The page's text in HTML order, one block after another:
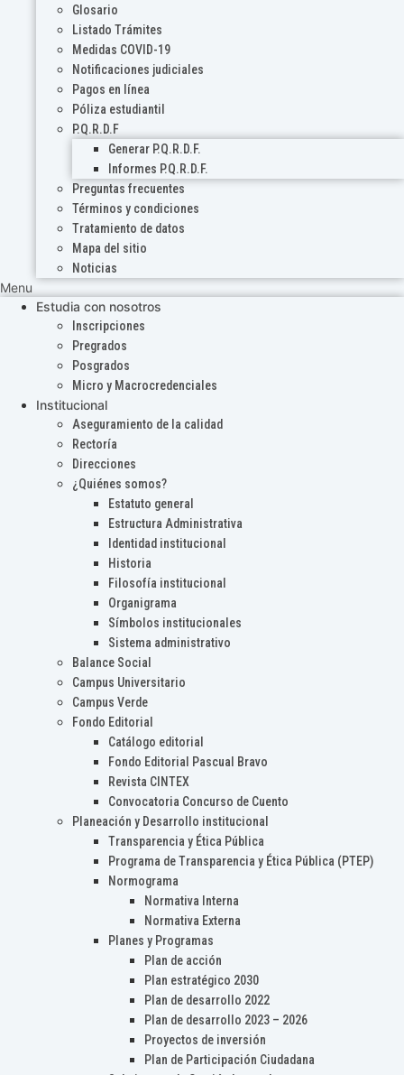
Glosario
Listado Trámites
Medidas COVID-19
Notificaciones judiciales
Pagos en línea
Póliza estudiantil
P.Q.R.D.F
Generar P.Q.R.D.F.
Informes P.Q.R.D.F.
Preguntas frecuentes
Términos y condiciones
Tratamiento de datos
Mapa del sitio
Noticias
Menu
Estudia con nosotros
Inscripciones
Pregrados
Posgrados
Micro y Macrocredenciales
Institucional
Aseguramiento de la calidad
Rectoría
Direcciones
¿Quiénes somos?
Estatuto general
Estructura Administrativa
Identidad institucional
Historia
Filosofía institucional
Organigrama
Símbolos institucionales
Sistema administrativo
Balance Social
Campus Universitario
Campus Verde
Fondo Editorial
Catálogo editorial
Fondo Editorial Pascual Bravo
Revista CINTEX
Convocatoria Concurso de Cuento
Planeación y Desarrollo institucional
Transparencia y Ética Pública
Programa de Transparencia y Ética Pública (PTEP)
Normograma
Normativa Interna
Normativa Externa
Planes y Programas
Plan de acción
Plan estratégico 2030
Plan de desarrollo 2022
Plan de desarrollo 2023 – 2026
Proyectos de inversión
Plan de Participación Ciudadana